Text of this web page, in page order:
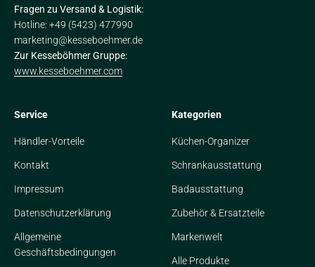
Fragen zu Versand & Logistik:
Hotline: +49 (5423) 477990
marketing@kesseboehmer.de
Zur Kesseböhmer Gruppe:
www.kesseboehmer.com
Service
Händler-Vorteile
Kontakt
Impressum
Datenschutzerklärung
Allgemeine
Geschäftsbedingungen
Kategorien
Küchen-Organizer
Schrankausstattung
Badausstattung
Zubehör & Ersatzteile
Markenwelt
Alle Produkte